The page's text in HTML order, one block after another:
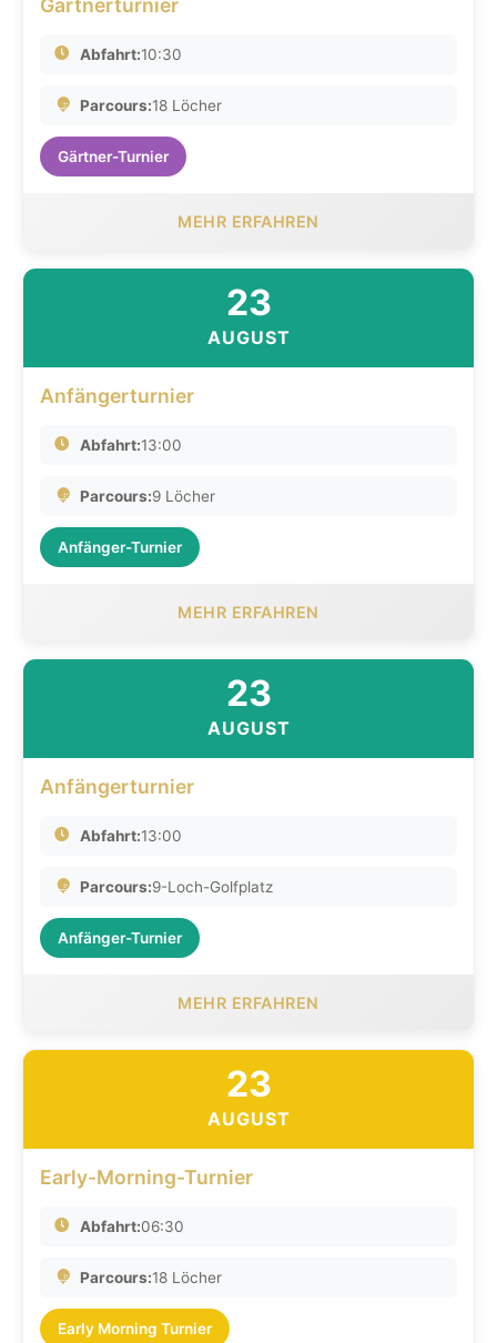
Abfahrt:10:30
Parcours:18 Löcher
Gärtner-Turnier
MEHR ERFAHREN
23
AUGUST
Anfängerturnier
Abfahrt:13:00
Parcours:9 Löcher
Anfänger-Turnier
MEHR ERFAHREN
23
AUGUST
Anfängerturnier
Abfahrt:13:00
Parcours:9-Loch-Golfplatz
Anfänger-Turnier
MEHR ERFAHREN
23
AUGUST
Early-Morning-Turnier
Abfahrt:06:30
Parcours:18 Löcher
Early Morning Turnier